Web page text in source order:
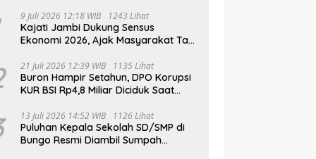
9 Juli 2026 12:18 WIB 1243 Lihat
Kajati Jambi Dukung Sensus
Ekonomi 2026, Ajak Masyarakat Tak
21 Juli 2026 12:39 WIB 1135 Lihat
Buron Hampir Setahun, DPO Korupsi
KUR BSI Rp4,8 Miliar Diciduk Saat
13 Juli 2026 14:52 WIB 1126 Lihat
Puluhan Kepala Sekolah SD/SMP di
Bungo Resmi Diambil Sumpah